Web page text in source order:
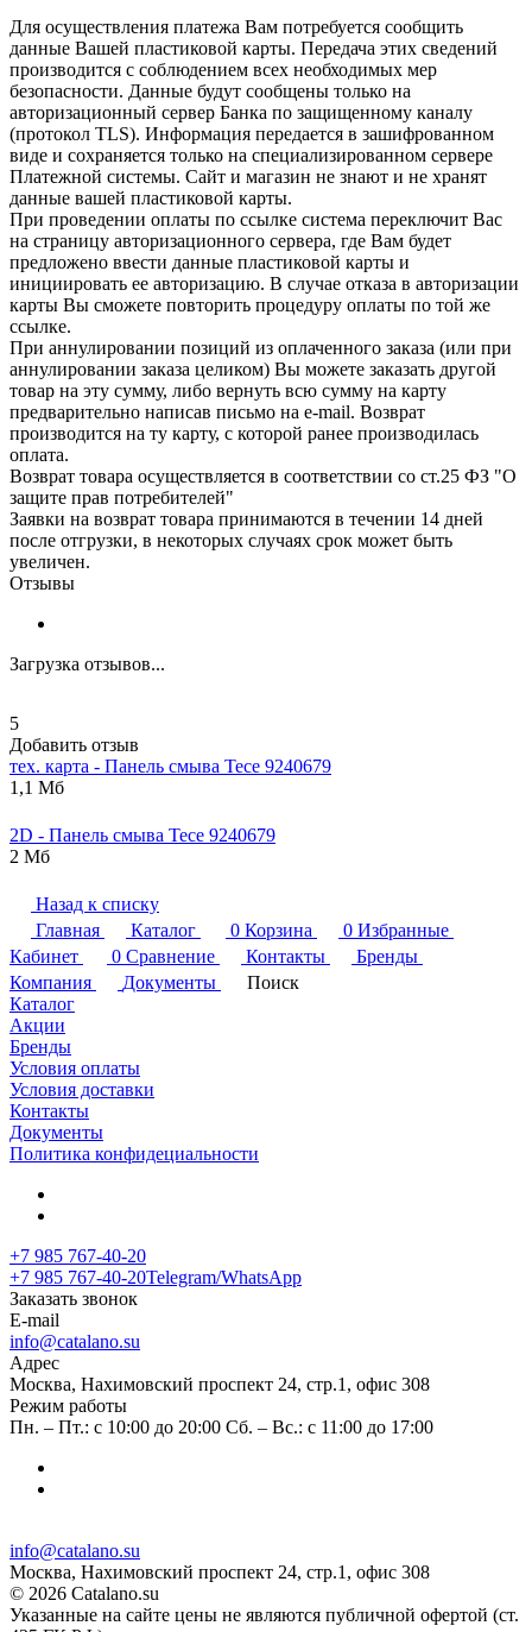
Для осуществления платежа Вам потребуется сообщить
данные Вашей пластиковой карты. Передача этих сведений
производится с соблюдением всех необходимых мер
безопасности. Данные будут сообщены только на
авторизационный сервер Банка по защищенному каналу
(протокол TLS). Информация передается в зашифрованном
виде и сохраняется только на специализированном сервере
Платежной системы. Сайт и магазин не знают и не хранят
данные вашей пластиковой карты.
При проведении оплаты по ссылке система переключит Вас
на страницу авторизационного сервера, где Вам будет
предложено ввести данные пластиковой карты и
инициировать ее авторизацию. В случае отказа в авторизации
карты Вы сможете повторить процедуру оплаты по той же
ссылке.
При аннулировании позиций из оплаченного заказа (или при
аннулировании заказа целиком) Вы можете заказать другой
товар на эту сумму, либо вернуть всю сумму на карту
предварительно написав письмо на e-mail. Возврат
производится на ту карту, с которой ранее производилась
оплата.
Возврат товара осуществляется в соответствии со ст.25 ФЗ "О
защите прав потребителей"
Заявки на возврат товара принимаются в течении 14 дней
после отгрузки, в некоторых случаях срок может быть
увеличен.
Отзывы
Загрузка отзывов...
5
Добавить отзыв
тех. карта - Панель смыва Tece 9240679
1,1 Мб
2D - Панель смыва Tece 9240679
2 Мб
Назад к списку
Главная
Каталог 0 Корзина 0 Избранные
Кабинет
0 Сравнение Контакты
Бренды
Компания
Документы
Поиск
Каталог
Акции
Бренды
Условия оплаты
Условия доставки
Контакты
Документы
Политика конфидециальности
+7 985 767-40-20
+7 985 767-40-20Telegram/WhatsApp
Заказать звонок
E-mail
info@catalano.su
Адрес
Москва, Нахимовский проспект 24, стр.1, офис 308
Режим работы
Пн. – Пт.: с 10:00 до 20:00 Сб. – Вс.: с 11:00 до 17:00
info@catalano.su
Москва, Нахимовский проспект 24, стр.1, офис 308
© 2026 Catalano.su
Указанные на сайте цены не являются публичной офертой (ст.